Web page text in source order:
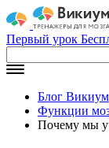
Первый урок
Блог Викиум
Функции
Почему мы